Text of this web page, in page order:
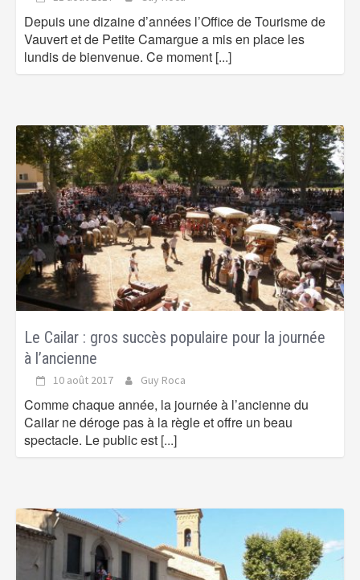
Depuis une dizaine d’années l’Office de Tourisme de
Vauvert et de Petite Camargue a mis en place les
lundis de bienvenue. Ce moment [...]
Le Cailar : gros succès populaire pour la journée
à l’ancienne
10 août 2017 Guy Roca
Comme chaque année, la journée à l’ancienne du
Cailar ne déroge pas à la règle et offre un beau
spectacle. Le public est [...]